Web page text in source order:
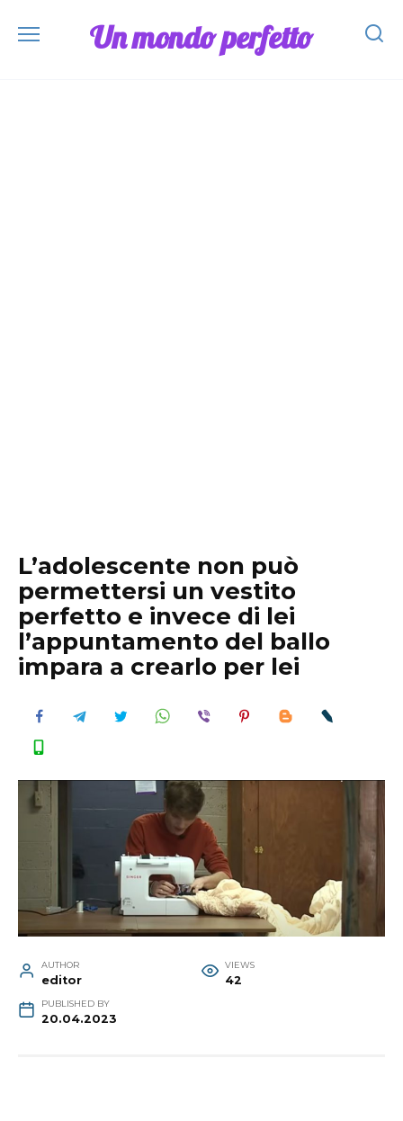
Un mondo perfetto
L’adolescente non può
permettersi un vestito
perfetto e invece di lei
l’appuntamento del ballo
impara a crearlo per lei
AUTHOR
editor
VIEWS
42
PUBLISHED BY
20.04.2023